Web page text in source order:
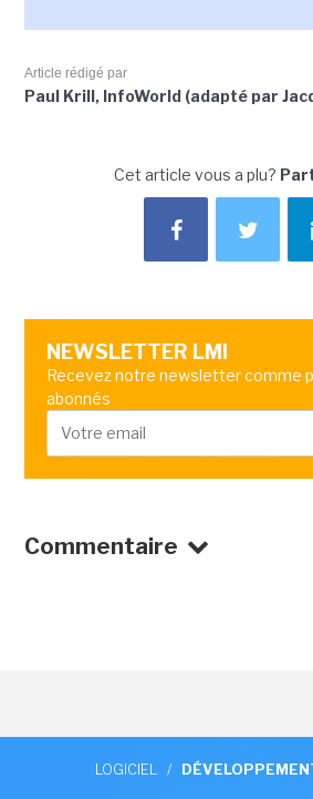
Article rédigé par
Paul Krill, InfoWorld (adapté par
Cet article vous a plu?
NEWSLETTER LMI
Recevez notre newsletter comme
abonnés
Commentaire
LOGICIEL /